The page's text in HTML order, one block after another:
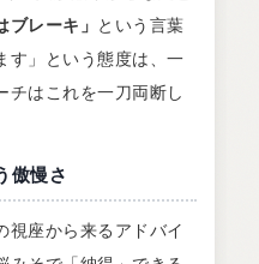
ブレーキ」 という言葉
す」という態度は、一
チはこれを一刀両断し
傲慢さ
視座から来るアドバイ